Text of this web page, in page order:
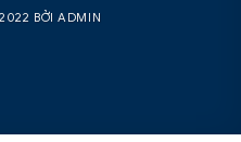
BỞIADMIN